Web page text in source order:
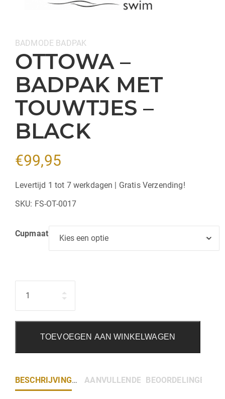
Categorieën:
BADMODE BADPAK
OTTOWA –
BADPAK MET
TOUWTJES –
BLACK
€99,95
Levertijd 1 tot 7 werkdagen | Gratis Verzending!
SKU: FS-OT-0017
Cupmaat
TOEVOEGEN AAN WINKELWAGEN
BESCHRIJVING AANVULLENDE INFORMATIE
BEOORDELINGEN (0)